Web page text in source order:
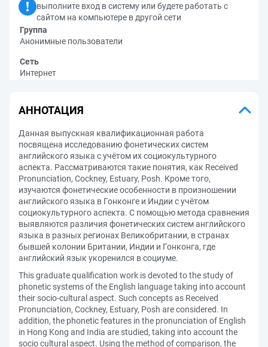
выполните вход в систему или будете работать с
сайтом на компьютере в другой сети
Группа
Анонимные пользователи
Сеть
Интернет
АННОТАЦИЯ
Данная выпускная квалификационная работа
посвящена исследованию фонетических систем
английского языка с учётом их социокультурного
аспекта. Рассматриваются такие понятия, как Received
Pronunciation, Cockney, Estuary, Posh. Кроме того,
изучаются фонетические особенности в произношении
английского языка в Гонконге и Индии с учётом
социокультурного аспекта. С помощью метода сравнения
выявляются различия фонетических систем английского
языка в разных регионах Великобритании, в странах
бывшей колонии Британии, Индии и Гонконга, где
английский язык укоренился в социуме.
This graduate qualification work is devoted to the study of
phonetic systems of the English language taking into account
their socio-cultural aspect. Such concepts as Received
Pronunciation, Cockney, Estuary, Posh are considered. In
addition, the phonetic features in the pronunciation of English
in Hong Kong and India are studied, taking into account the
socio cultural aspect. Using the method of comparison, the